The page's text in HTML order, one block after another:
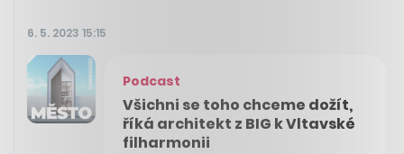
6. 5. 2023 15:15
Podcast
Všichni se toho chceme dožít,
říká architekt z BIG k Vltavské
filharmonii